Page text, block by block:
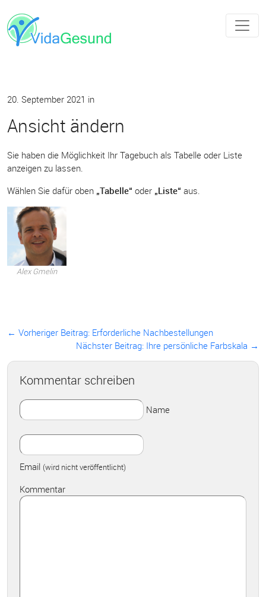
20. September 2021 in
Ansicht ändern
Sie haben die Möglichkeit Ihr Tagebuch als Tabelle oder Liste
anzeigen zu lassen.
Wählen Sie dafür oben „Tabelle“ oder „Liste“ aus.
Alex Gmelin
← Vorheriger Beitrag: Erforderliche Nachbestellungen
Nächster Beitrag: Ihre persönliche Farbskala →
Kommentar schreiben
Name
Email (wird nicht veröffentlicht)
Kommentar